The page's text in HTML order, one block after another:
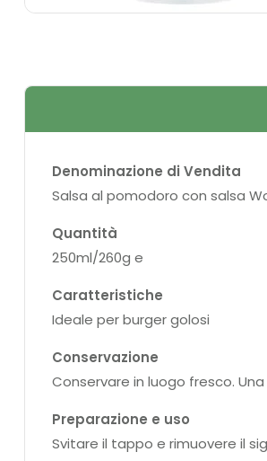
Denominazione di Vendita
Salsa al pomodoro con salsa
Quantità
250ml/260g e
Caratteristiche
Ideale per burger golosi
Conservazione
Conservare in luogo fresco.
Preparazione e uso
Svitare il tappo e rimuovere il